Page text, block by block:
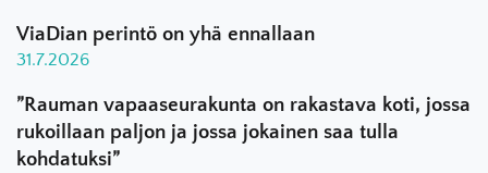
ViaDian perintö on yhä ennallaan
31.7.2026
”Rauman vapaaseurakunta on rakastava koti, jossa
rukoillaan paljon ja jossa jokainen saa tulla
kohdatuksi”